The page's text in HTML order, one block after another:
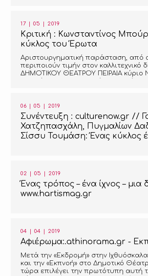
17 | 05 | 2019
Κριτική : Κωνσταντίνος
κύκλος του Έρωτα
Αριστουργηματική παράσταση, από
περιποιούν τιμήν στον καλλιτεχνικό
ΔΗΜΟΤΙΚΟΥ ΘΕΑΤΡΟΥ ΠΕΙΡΑΙΑ κύριο
06 | 05 | 2019
Συνέντευξη : culturenow.gr //
Χατζηπασχάλη, Πυγμαλίων
Σίσσυ Τουμάση: Ένας κύκλος
02 | 05 | 2019
Ένας τρόπος – ένα ίχνος –
www.hartismag.gr
04 | 04 | 2019
Αφιέρωμα:.athinorama.gr -
Μετά την «Εκδρομή» στην
και την «Εκπνοή» στο Δημοτικό
τώρα επιλέγει την πρωτότυπη αυτή